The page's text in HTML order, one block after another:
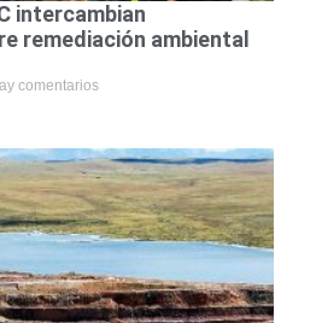
intercambian
remediación ambiental
comentarios